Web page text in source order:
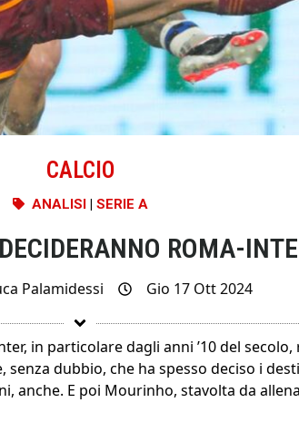
CALCIO
ANALISI| SERIE A
ROMA-
Palamidessi Gio 17 Ott 2024
in particolare dagli anni ’10 del
senza dubbio, che ha spesso deciso i
anche. E poi Mourinho, stavolta da